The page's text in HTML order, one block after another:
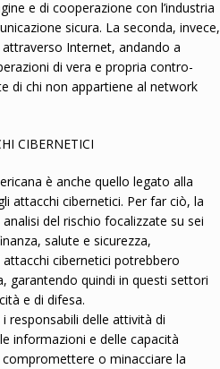
e di cooperazione con l’industria
sicura. La seconda, invece,
Internet, andando a
di vera e propria contro-
di chi non appartiene al network
CIBERNETICI
è anche quello legato alla
attacchi cibernetici. Per far ciò, la
del rischio focalizzate su sei
salute e sicurezza,
cibernetici potrebbero
garantendo quindi in questi settori
e di difesa.
responsabili delle attività di
informazioni e delle capacità
o minacciare la